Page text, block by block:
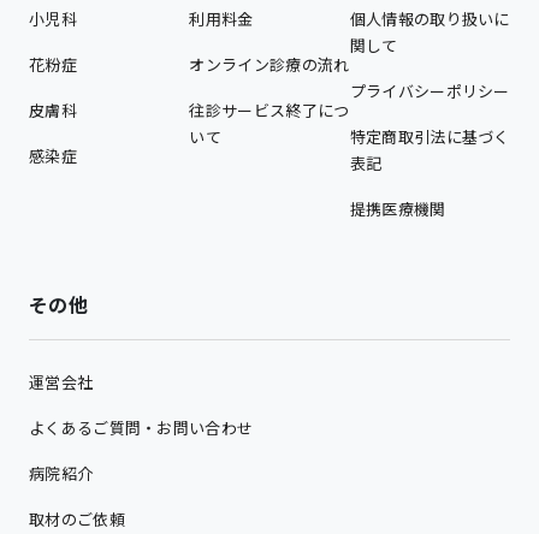
小児科
花粉症
皮膚科
感染症
利用料金
オンライン診療の流れ
往診サービス終了につ
いて
個人情報の取り扱いに
関して
プライバシーポリシー
特定商取引法に基づく
表記
提携医療機関
その他
運営会社
よくあるご質問・お問い合わせ
病院紹介
取材のご依頼